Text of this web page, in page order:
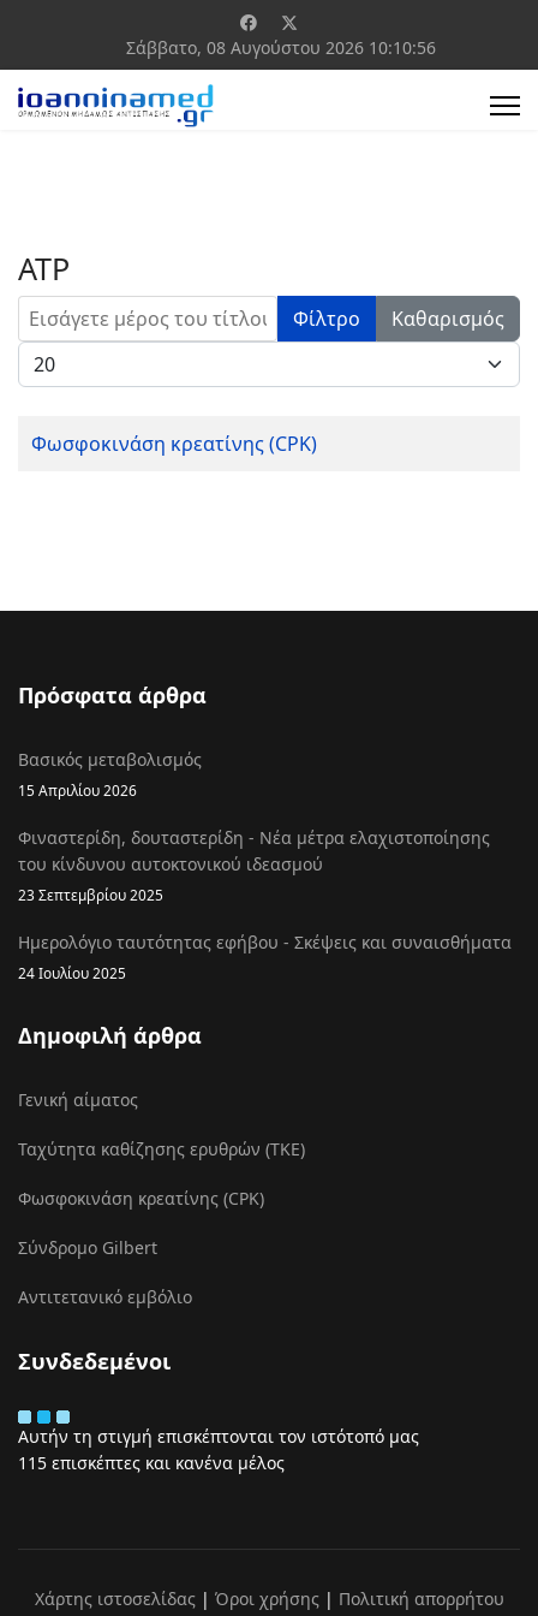
Σάββατο, 08 Αυγούστου 2026 10:10:56
ΑΤΡ
Εισάγετε μέρος του τίτλου. Φίλτρο
Καθαρισμός
Εμφάνιση #
Φωσφοκινάση κρεατίνης (CPK)
Πρόσφατα άρθρα
Βασικός μεταβολισμός
15 Απριλίου 2026
Φιναστερίδη, δουταστερίδη - Νέα μέτρα ελαχιστοποίησης
του κίνδυνου αυτοκτονικού ιδεασμού
23 Σεπτεμβρίου 2025
Ημερολόγιο ταυτότητας εφήβου - Σκέψεις και συναισθήματα
24 Ιουλίου 2025
Δημοφιλή άρθρα
Γενική αίματος
Ταχύτητα καθίζησης ερυθρών (ΤΚΕ)
Φωσφοκινάση κρεατίνης (CPK)
Σύνδρομο Gilbert
Αντιτετανικό εμβόλιο
Συνδεδεμένοι
Αυτήν τη στιγμή επισκέπτονται τον ιστότοπό μας
115 επισκέπτες και κανένα μέλος
Χάρτης ιστοσελίδας| Όροι χρήσης| Πολιτική απορρήτου